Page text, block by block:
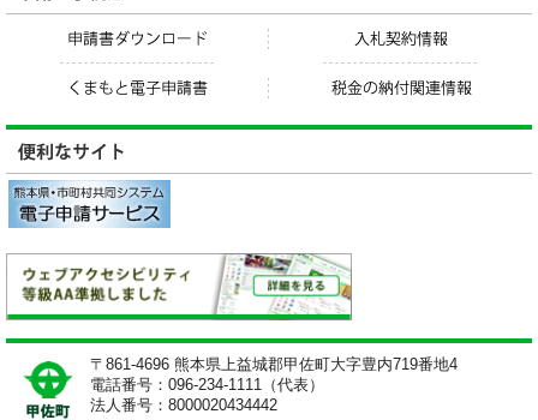
〒861-4696 熊本県上益城郡甲佐町大字豊内719番地4
電話番号：096-234-1111（代表）
法人番号：8000020434442